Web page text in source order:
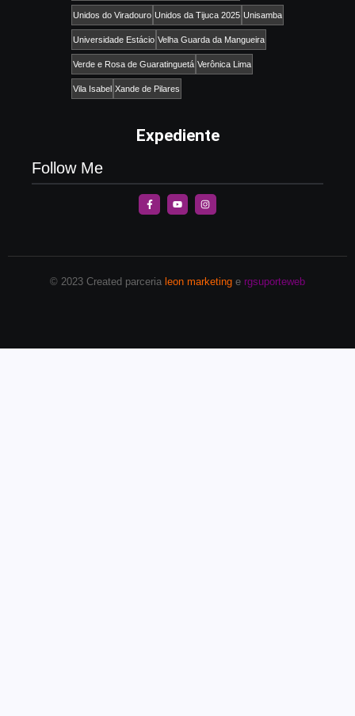
Unidos do Viradouro Unidos da Tijuca 2025 Unisamba
Universidade Estácio Velha Guarda da Mangueira
Verde e Rosa de Guaratinguetá Verônica Lima
Vila Isabel Xande de Pilares
Expediente
Follow Me
© 2023 Created parceria leon marketing e rgsuporteweb